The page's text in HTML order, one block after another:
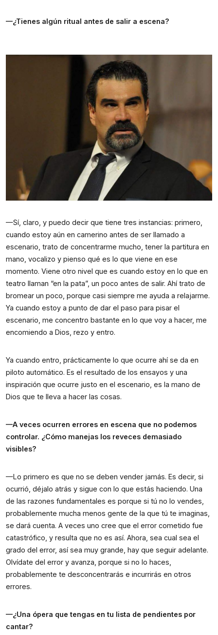
—¿Tienes algún ritual antes de salir a escena?
—Sí, claro, y puedo decir que tiene tres instancias: primero,
cuando estoy aún en camerino antes de ser llamado a
escenario, trato de concentrarme mucho, tener la partitura en
mano, vocalizo y pienso qué es lo que viene en ese
momento. Viene otro nivel que es cuando estoy en lo que en
teatro llaman “en la pata”, un poco antes de salir. Ahí trato de
bromear un poco, porque casi siempre me ayuda a relajarme.
Ya cuando estoy a punto de dar el paso para pisar el
escenario, me concentro bastante en lo que voy a hacer, me
encomiendo a Dios, rezo y entro.
Ya cuando entro, prácticamente lo que ocurre ahí se da en
piloto automático. Es el resultado de los ensayos y una
inspiración que ocurre justo en el escenario, es la mano de
Dios que te lleva a hacer las cosas.
—A veces ocurren errores en escena que no podemos
controlar. ¿Cómo manejas los reveces demasiado
visibles?
—Lo primero es que no se deben vender jamás. Es decir, si
ocurrió, déjalo atrás y sigue con lo que estás haciendo. Una
de las razones fundamentales es porque si tú no lo vendes,
probablemente mucha menos gente de la que tú te imaginas,
se dará cuenta. A veces uno cree que el error cometido fue
catastrófico, y resulta que no es así. Ahora, sea cual sea el
grado del error, así sea muy grande, hay que seguir adelante.
Olvídate del error y avanza, porque si no lo haces,
probablemente te desconcentrarás e incurrirás en otros
errores.
—¿Una ópera que tengas en tu lista de pendientes por
cantar?